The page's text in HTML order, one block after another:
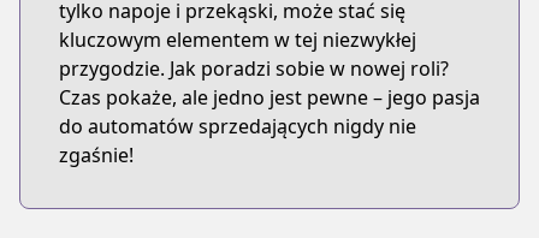
tylko napoje i przekąski, może stać się
kluczowym elementem w tej niezwykłej
przygodzie. Jak poradzi sobie w nowej roli?
Czas pokaże, ale jedno jest pewne – jego pasja
do automatów sprzedających nigdy nie
zgaśnie!